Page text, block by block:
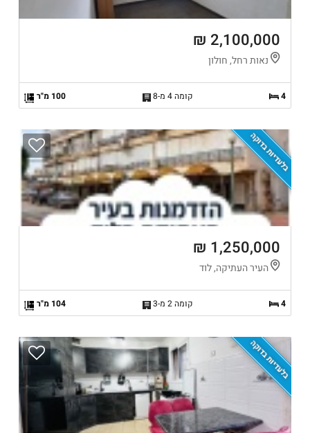
2,100,000 ₪
נאות רחל, חולון
4 קומה 4 מ-8 100 מ"ר
בלעדיות בדוקה
1,250,000 ₪
העיר העתיקה, לוד
4 קומה 2 מ-3 104 מ"ר
בלעדיות בדוקה